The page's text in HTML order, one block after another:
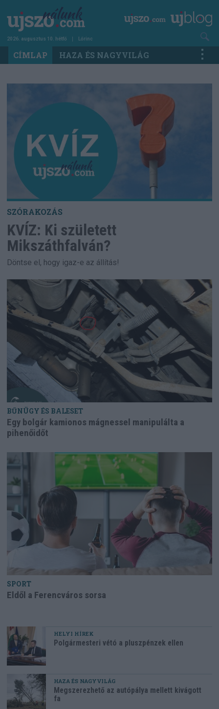
tartalomra
2026. augusztus 10. hétfő Lőrinc
Main
navigation
CÍMLAP HAZA ÉS NAGYVILÁG
SZÓRAKOZÁS
KVÍZ: Ki született
Mikszáthfalván?
Döntse el, hogy igaz-e az állítás!
BŰNÜGY ÉS BALESET
Egy bolgár kamionos mágnessel manipulálta a
pihenőidőt
SPORT
Eldől a Ferencváros sorsa
HELYI HÍREK
Polgármesteri vétó a pluszpénzek ellen
HAZA ÉS NAGYVILÁG
Megszerezhető az autópálya mellett kivágott
fa